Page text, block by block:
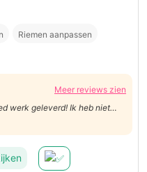
Riemen aanpassen
Meer reviews zien
werk geleverd! Ik heb niet
ze werden perfect ingekort.